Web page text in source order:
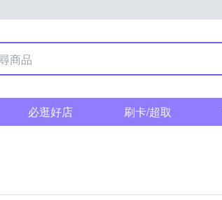
必逛好店 刷卡/超取